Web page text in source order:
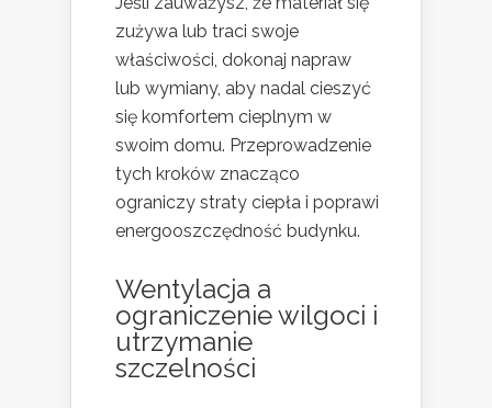
zużywa lub traci swoje
właściwości, dokonaj napraw
lub wymiany, aby nadal cieszyć
się komfortem cieplnym w
swoim domu. Przeprowadzenie
tych kroków znacząco
ograniczy straty ciepła i poprawi
energooszczędność budynku.
Wentylacja a
ograniczenie wilgoci i
utrzymanie
szczelności